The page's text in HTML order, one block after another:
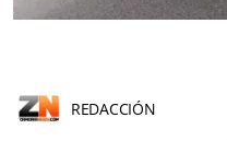
REDACCIÓN